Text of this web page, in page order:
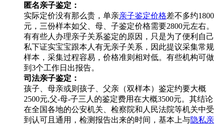
匿名亲子鉴定：
实际定价没有那么贵，单亲亲子鉴定价格差不多约1800
元，三份样本如父、母、子鉴定价格需要2800元左右。
有有些人办理亲子关系鉴定的原因，只是为了便利自己
私下证实宝宝跟本人有无亲子关系，因此提议采集常规
样本，采集过程容易，价格准则相对低。有些机构可做
到3个工作日出报告。
司法亲子鉴定：
孩子、母亲或则孩子、父亲（双样本）鉴定约要大概
2500元,父-母-子三人的鉴定费用在大概3500元。其结论
在全国各地的公安机关、检察院和人民法院等机关中受
到认可且通用，检测报告出来的时间，基本上与隐私亲